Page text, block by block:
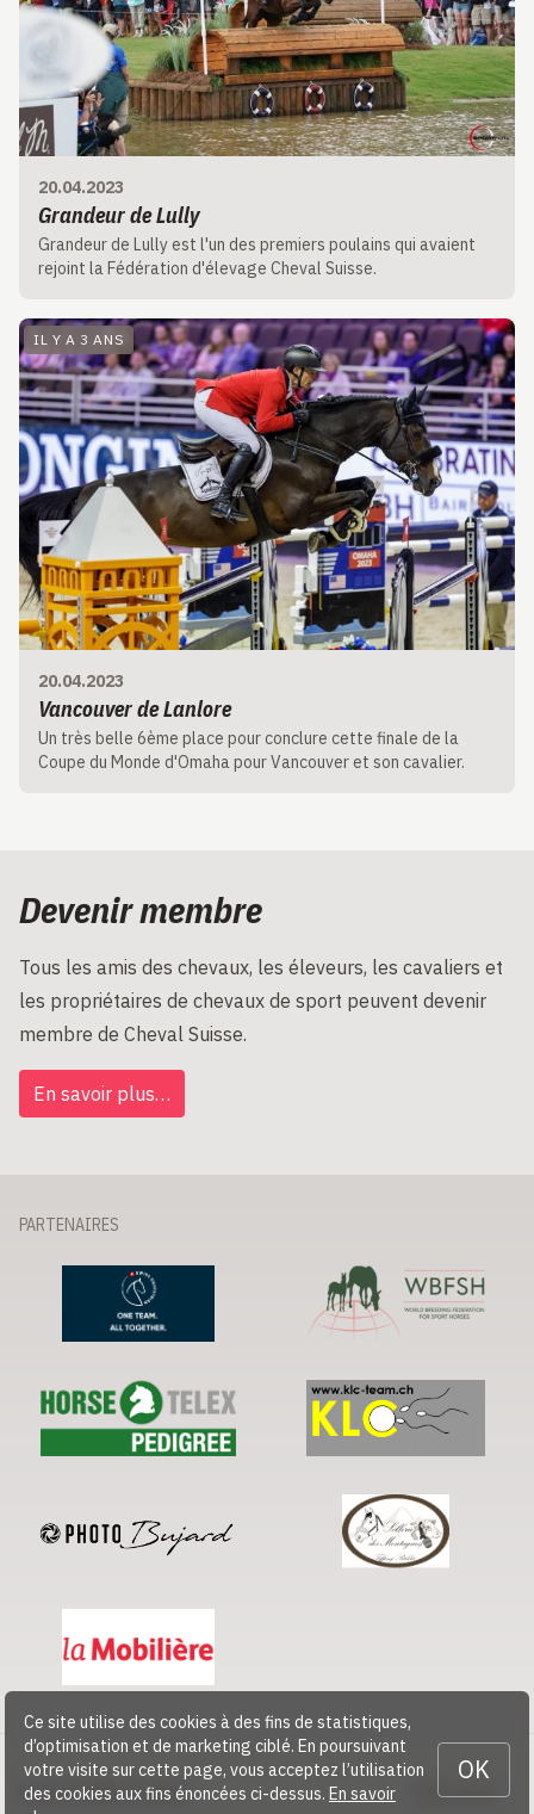
20.04.2023
Grandeur de Lully
Grandeur de Lully est l'un des premiers poulains qui avaient
rejoint la Fédération d'élevage Cheval Suisse.
IL Y A 3 ANS
20.04.2023
Vancouver de Lanlore
Un très belle 6ème place pour conclure cette finale de la
Coupe du Monde d'Omaha pour Vancouver et son cavalier.
Devenir membre
Tous les amis des chevaux, les éleveurs, les cavaliers et
les propriétaires de chevaux de sport peuvent devenir
membre de Cheval Suisse.
En savoir plus…
Ce site utilise des cookies à des fins de statistiques,
d’optimisation et de marketing ciblé. En poursuivant
votre visite sur cette page, vous acceptez l’utilisation
des cookies aux fins énoncées ci-dessus. En savoir
OK
PARTENAIRES
© 2026 CHEVAL SUISSE Contact